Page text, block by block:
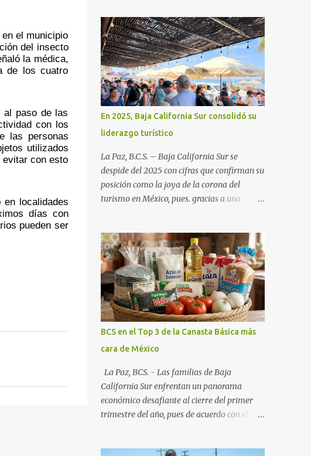
el municipio
del insecto
la médica,
de los cuatro
al paso de las
con los
las personas
utilizados
con esto
localidades
días con
pueden ser
En 2025, Baja California Sur consolidó su
liderazgo turístico
La Paz, B.C.S. – Baja California Sur se
despide del 2025 con cifras que confirman su
posición como la joya de la corona del
turismo en México, pues. gracias a una
fideicomisos de promoción, la entidad
proyecta un cierre de año marcado por una
ocupación hotelera robusta, una
conectividad aérea en ascenso y una
derrama económica sin precedentes. Las
proyecciones para este periodo vacacional
son optimistas, con un promedio estatal que
supera el 70% . Sin embargo, la sorpresa del
año la ha dado el norte del estado. Comondú
encabeza las expectativas con un
impresionante 89% de ocupación,
impulsado por el interés creciente en el
turismo de naturaleza. Le siguen destinos
Nuevo). La Paz: 66%. Loreto: 58%. Mulegé:
BCS en el Top 3 de la Canasta Básica más
cara de México
La Paz, BCS. - Las familias de Baja
California Sur enfrentan un panorama
económico desafiante al cierre del primer
trimestre del año, pues de acuerdo con el